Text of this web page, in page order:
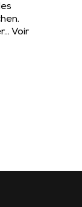
Voir